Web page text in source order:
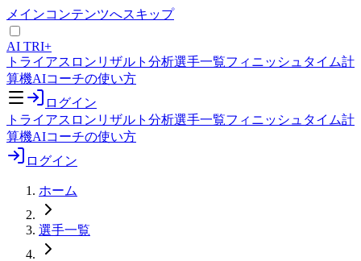
メインコンテンツへスキップ
AI TRI+
トライアスロンリザルト分析選手一覧フィニッシュタイム計
算機AIコーチの使い方
ログイン
トライアスロンリザルト分析選手一覧フィニッシュタイム計
算機AIコーチの使い方
ログイン
ホーム
選手一覧